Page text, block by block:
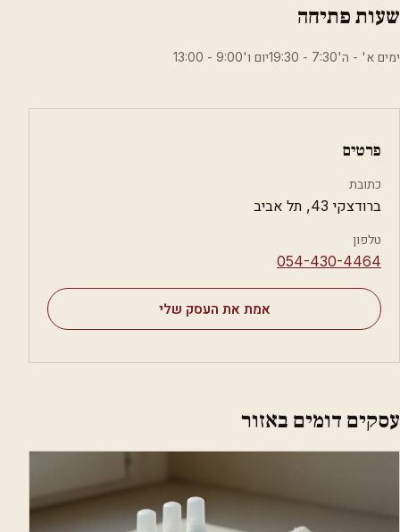
שעות פתיחה
ימים א' - ה'7:30 - 19:30יום ו'9:00 - 13:00
פרטים
כתובת
ברודצקי 43, תל אביב
טלפון
⁦054-430-4464⁩
אמת את העסק שלי
עסקים דומים באזור